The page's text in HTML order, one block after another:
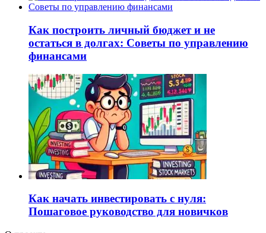
Как построить личный бюджет и не
остаться в долгах: Советы по управлению
финансами
Как начать инвестировать с нуля:
Пошаговое руководство для новичков